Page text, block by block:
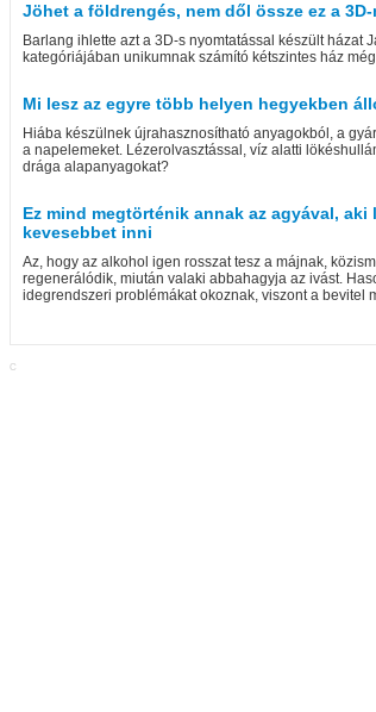
Jöhet a földrengés, nem dől össze ez a
Barlang ihlette azt a 3D-s nyomtatással készült házat
kategóriájában unikumnak számító kétszintes ház
Mi lesz az egyre több helyen hegyekben
Hiába készülnek újrahasznosítható anyagokból, a
a napelemeket. Lézerolvasztással, víz alatti
drága alapanyagokat?
Ez mind megtörténik annak az agyával,
kevesebbet inni
Az, hogy az alkohol igen rosszat tesz a májnak,
regenerálódik, miután valaki abbahagyja az ivást.
idegrendszeri problémákat okoznak, viszont a bevitel
C